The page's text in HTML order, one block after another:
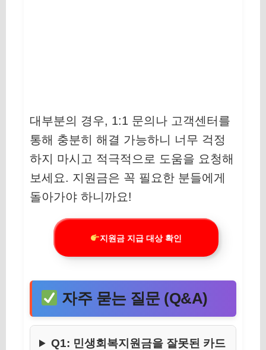
대부분의 경우, 1:1 문의나 고객센터를
통해 충분히 해결 가능하니 너무 걱정
하지 마시고 적극적으로 도움을 요청해
보세요. 지원금은 꼭 필요한 분들에게
돌아가야 하니까요!
지원금 지급 대상 확인
자주 묻는 질문 (Q&A)
Q1: 민생회복지원금을 잘못된 카드